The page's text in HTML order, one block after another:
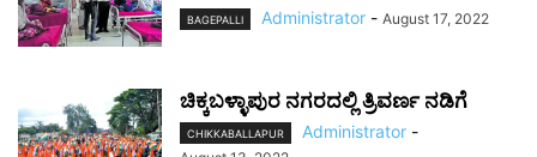
BAGEPALLI Administrator - August 17, 2022
ಚಿಕ್ಕಬಳ್ಳಾಪುರ ನಗರದಲ್ಲಿ ತ್ರಿವರ್ಣ ನಡಿಗೆ
CHIKKABALLAPUR Administrator -